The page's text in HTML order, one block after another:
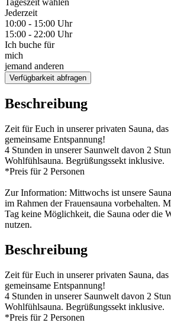
Tageszeit wählen
Jederzeit
10:00 - 15:00 Uhr
15:00 - 22:00 Uhr
Ich buche für
mich
jemand anderen
Verfügbarkeit abfragen
Beschreibung
Zeit für Euch in unserer privaten Sauna,
gemeinsame Entspannung!
4 Stunden in unserer Saunwelt davon 2
Wohlfühlsauna. Begrüßungssekt inklusive.
*Preis für 2 Personen
Zur Information: Mittwochs ist unsere
im Rahmen der Frauensauna vorbehalten.
Tag keine Möglichkeit, die Sauna oder die
nutzen.
Beschreibung
Zeit für Euch in unserer privaten Sauna,
gemeinsame Entspannung!
4 Stunden in unserer Saunwelt davon 2
Wohlfühlsauna. Begrüßungssekt inklusive.
*Preis für 2 Personen